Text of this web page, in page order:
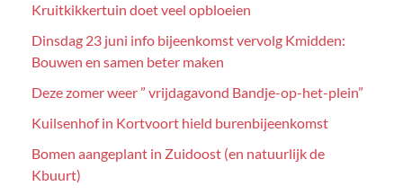
Kruitkikkertuin doet veel opbloeien
Dinsdag 23 juni info bijeenkomst vervolg Kmidden:
Bouwen en samen beter maken
Deze zomer weer ” vrijdagavond Bandje-op-het-plein”
Kuilsenhof in Kortvoort hield burenbijeenkomst
Bomen aangeplant in Zuidoost (en natuurlijk de
Kbuurt)